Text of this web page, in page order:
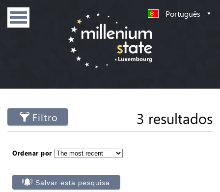
Português
Filtro 3 resultados
Ordenar por
Salvar esta pesquisa